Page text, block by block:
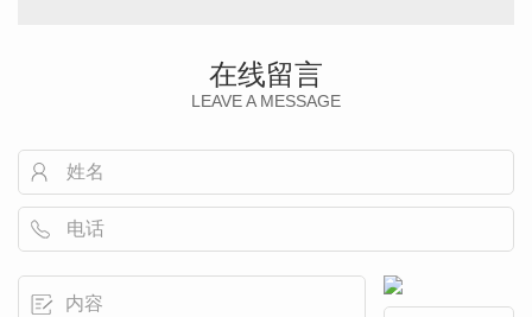
在线留言
LEAVE A MESSAGE